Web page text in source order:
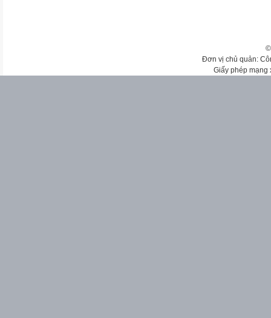
Đơn vị chủ quản:
Giấy phép mạng